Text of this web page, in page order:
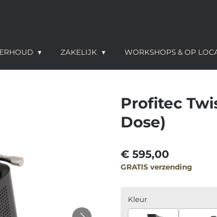
ZAKELIJK WORKSHOPS & OP
Profitec
Dose)
€ 595,00
GRATIS verzending
Kleur